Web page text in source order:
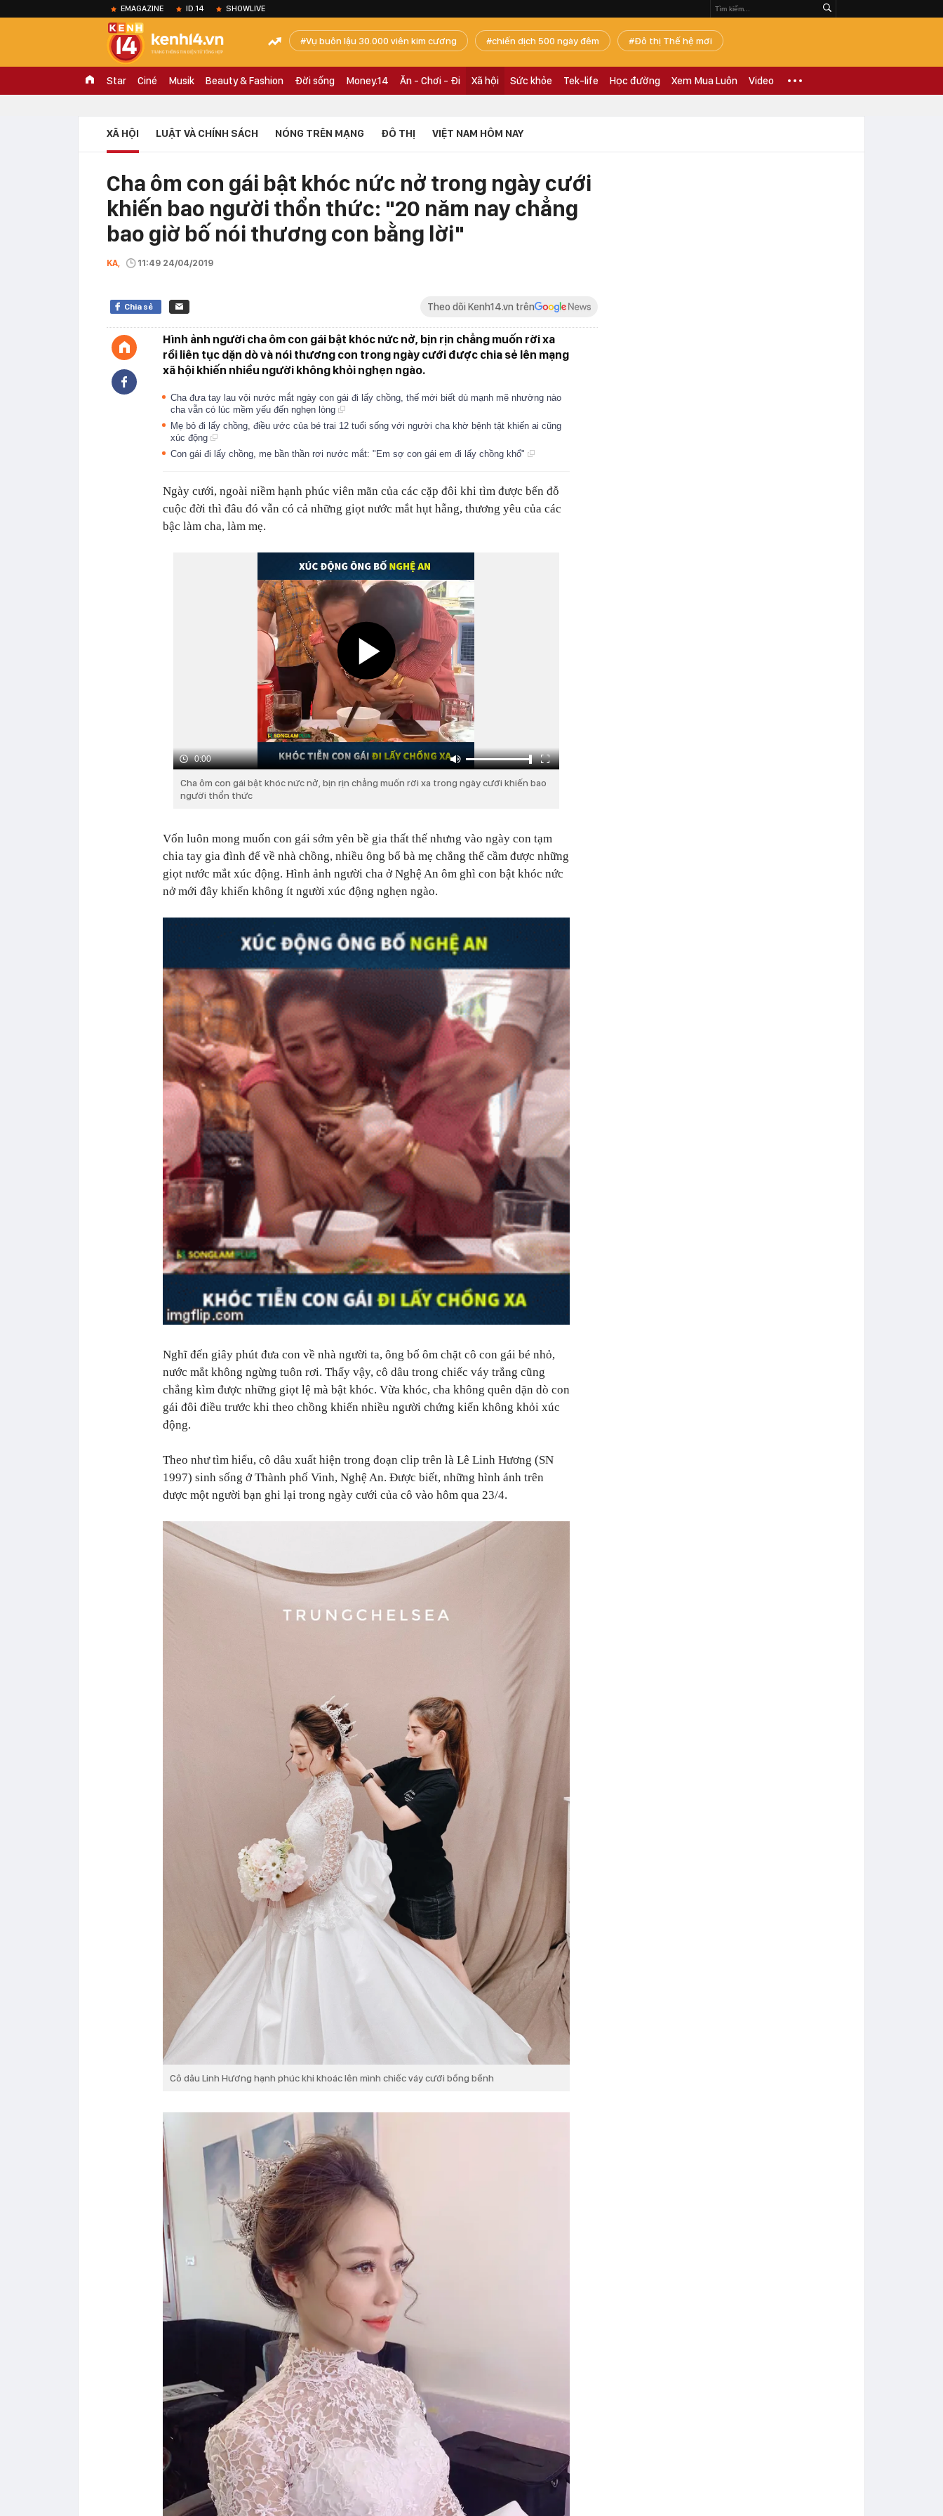
EMAGAZINE ID.14 SHOWLIVE
Vụ buôn lậu 30.000 viên kim cương chiến dịch 500 ngày đêm Đô thị Thế hệ mới
Star Ciné Musik Beauty & Fashion Đời sống Money.14 Ăn - Chơi - Đi Xã hội Sức khỏe Tek-life Học đường Xem Mua Luôn Video
XÃ HỘI LUẬT VÀ CHÍNH SÁCH NÓNG TRÊN MẠNG ĐÔ THỊ VIỆT NAM HÔM NAY
Cha ôm con gái bật khóc nức nở trong ngày cưới
khiến bao người thổn thức: "20 năm nay chẳng
bao giờ bố nói thương con bằng lời"
KA, 11:49 24/04/2019
Chia sẻ Theo dõi Kenh14.vn trên
Hình ảnh người cha ôm con gái bật khóc nức nở, bịn rịn chẳng muốn rời xa
rồi liên tục dặn dò và nói thương con trong ngày cưới được chia sẻ lên mạng
xã hội khiến nhiều người không khỏi nghẹn ngào.
Cha đưa tay lau vội nước mắt ngày con gái đi lấy chồng, thế mới biết dù mạnh mẽ nhường nào
cha vẫn có lúc mềm yếu đến nghẹn lòng
Mẹ bỏ đi lấy chồng, điều ước của bé trai 12 tuổi sống với người cha khờ bệnh tật khiến ai cũng
xúc động
Con gái đi lấy chồng, mẹ bần thần rơi nước mắt: "Em sợ con gái em đi lấy chồng khổ"
Ngày cưới, ngoài niềm hạnh phúc viên mãn của các cặp đôi khi tìm được bến đỗ
cuộc đời thì đâu đó vẫn có cả những giọt nước mắt hụt hẫng, thương yêu của các
bậc làm cha, làm mẹ.
0:00
Cha ôm con gái bật khóc nức nở, bịn rịn chẳng muốn rời xa trong ngày cưới khiến bao
người thổn thức
Vốn luôn mong muốn con gái sớm yên bề gia thất thế nhưng vào ngày con tạm
chia tay gia đình để về nhà chồng, nhiều ông bố bà mẹ chẳng thể cầm được những
giọt nước mắt xúc động. Hình ảnh người cha ở Nghệ An ôm ghì con bật khóc nức
nở mới đây khiến không ít người xúc động nghẹn ngào.
Nghĩ đến giây phút đưa con về nhà người ta, ông bố ôm chặt cô con gái bé nhỏ,
nước mắt không ngừng tuôn rơi. Thấy vậy, cô dâu trong chiếc váy trắng cũng
chẳng kìm được những giọt lệ mà bật khóc. Vừa khóc, cha không quên dặn dò con
gái đôi điều trước khi theo chồng khiến nhiều người chứng kiến không khỏi xúc
động.
Theo như tìm hiểu, cô dâu xuất hiện trong đoạn clip trên là Lê Linh Hương (SN
1997) sinh sống ở Thành phố Vinh, Nghệ An. Được biết, những hình ảnh trên
được một người bạn ghi lại trong ngày cưới của cô vào hôm qua 23/4.
Cô dâu Linh Hương hạnh phúc khi khoác lên mình chiếc váy cưới bồng bềnh